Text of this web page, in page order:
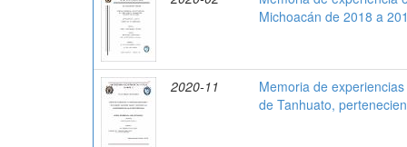
Michoacán de 2018 a
2020-11
Memoria de
de Tanhuato,